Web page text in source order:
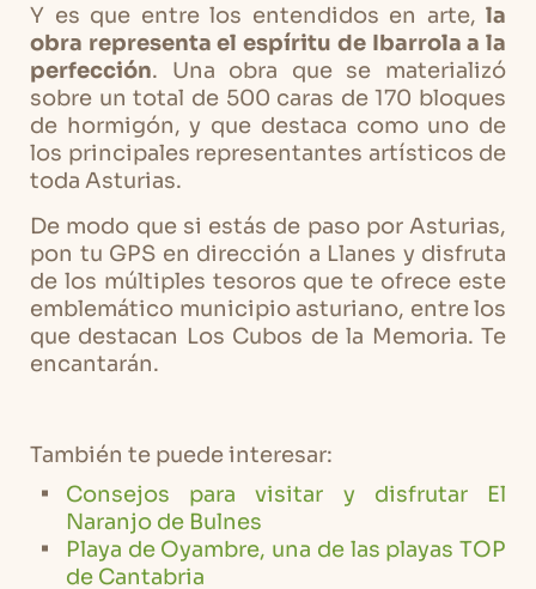
Y es que entre los entendidos en arte, la
obra representa el espíritu de Ibarrola a la
perfección. Una obra que se materializó
sobre un total de 500 caras de 170 bloques
de hormigón, y que destaca como uno de
los principales representantes artísticos de
toda Asturias.
De modo que si estás de paso por Asturias,
pon tu GPS en dirección a Llanes y disfruta
de los múltiples tesoros que te ofrece este
emblemático municipio asturiano, entre los
que destacan Los Cubos de la Memoria. Te
encantarán.
También te puede interesar:
Consejos para visitar y disfrutar El
Naranjo de Bulnes
Playa de Oyambre, una de las playas TOP
de Cantabria